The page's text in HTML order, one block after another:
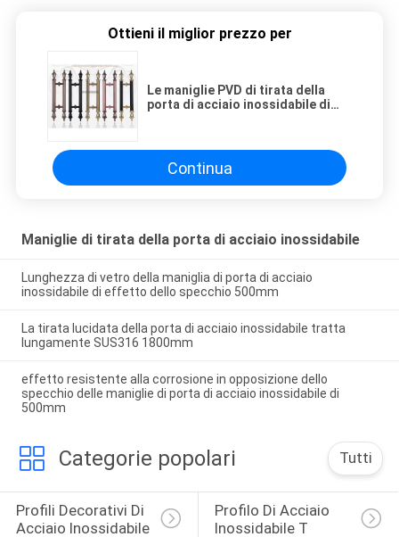
Ottieni il miglior prezzo per
Le maniglie PVD di tirata della
porta di acciaio inossidabile di
Continua
Maniglie di tirata della porta di acciaio inossidabile
Lunghezza di vetro della maniglia di porta di acciaio
inossidabile di effetto dello specchio 500mm
La tirata lucidata della porta di acciaio inossidabile tratta
lungamente SUS316 1800mm
effetto resistente alla corrosione in opposizione dello
specchio delle maniglie di porta di acciaio inossidabile di
500mm
Categorie popolari Tutti
Profili Decorativi Di
Acciaio Inossidabile
Profilo Di Acciaio
Inossidabile T